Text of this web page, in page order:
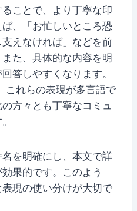
ことで、より丁寧な印
、「お忙しいところ恐
えなければ」などを前
た、具体的な内容を明
答しやすくなります。
これらの表現が多言語で
方々とも丁寧なコミュ
を明確にし、本文で詳
果的です。このよう
現の使い分けが大切で